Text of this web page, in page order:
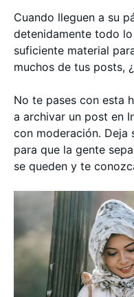
Cuando lleguen a su
detenidamente todo
suficiente material
muchos de tus posts,
No te pases con esta
a archivar un post en
con moderación. Deja
para que la gente
se queden y te